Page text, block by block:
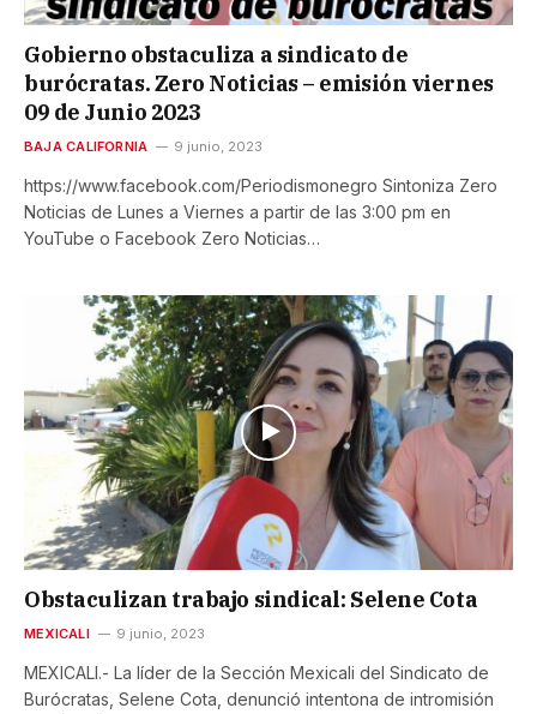
Gobierno obstaculiza a sindicato de
burócratas. Zero Noticias – emisión viernes
09 de Junio 2023
BAJA CALIFORNIA 9 junio, 2023
https://www.facebook.com/Periodismonegro Sintoniza Zero
Noticias de Lunes a Viernes a partir de las 3:00 pm en
YouTube o Facebook Zero Noticias…
Obstaculizan trabajo sindical: Selene Cota
MEXICALI 9 junio, 2023
MEXICALI.- La líder de la Sección Mexicali del Sindicato de
Burócratas, Selene Cota, denunció intentona de intromisión